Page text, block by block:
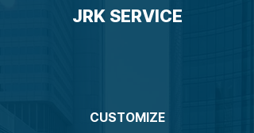
JRK SERVICE
CUSTOMIZE